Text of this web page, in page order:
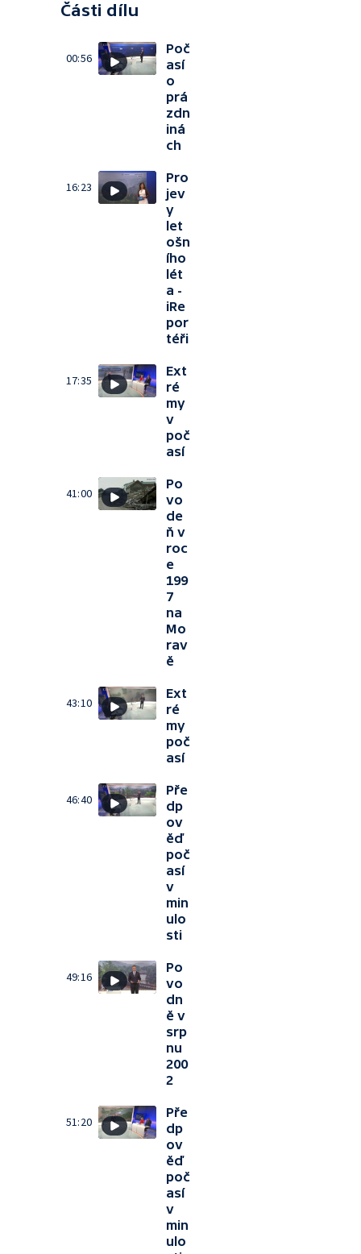
Části dílu
00:56
Poč
así
o
prá
zdn
iná
ch
16:23
Pro
jev
y
let
ošn
ího
lét
a -
iRe
por
téři
17:35
Ext
ré
my
v
poč
así
41:00
Po
vo
de
ň v
roc
e
199
7
na
Mo
rav
ě
43:10
Ext
ré
my
poč
así
46:40
Pře
dp
ov
ěď
poč
así
v
min
ulo
sti
49:16
Po
vo
dn
ě v
srp
nu
200
2
51:20
Pře
dp
ov
ěď
poč
así
v
min
ulo